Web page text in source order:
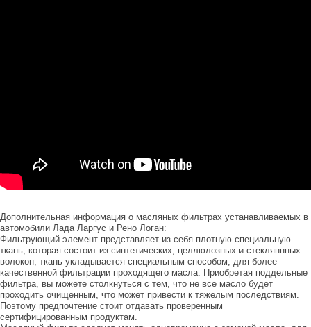
Дополнительная информация о масляных фильтрах устанавливаемых в
автомобили Лада Ларгус и Рено Логан:
Фильтрующий элемент представляет из себя плотную специальную
ткань, которая состоит из синтетических, целлюлозных и стекляннных
волокон, ткань укладывается специальным способом, для более
качественной фильтрации проходящего масла. Приобретая поддельные
фильтра, вы можете столкнуться с тем, что не все масло будет
проходить очищенным, что может привести к тяжелым последствиям.
Поэтому предпочтение стоит отдавать проверенным
сертифицированным продуктам.